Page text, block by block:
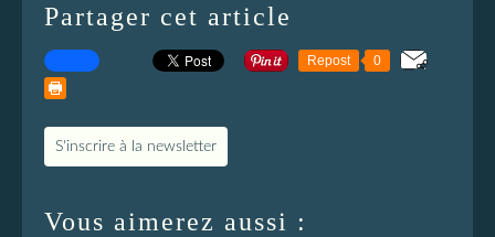
Partager cet article
Repost 0
S'inscrire à la newsletter
Vous aimerez aussi :